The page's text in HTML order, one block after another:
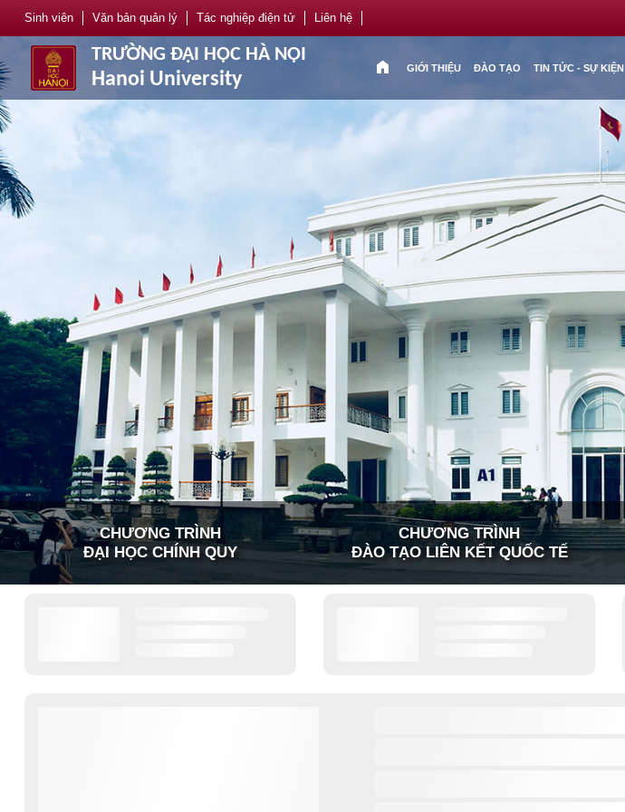
Sinh viên Văn bản quản lý Tác nghiệp điện tử Liên hệ
TRƯỜNG ĐẠI HỌC HÀ NỘI
Hanoi University
home GIỚI THIỆU ĐÀO TẠO TIN TỨC - SỰ KIỆN
CHƯƠNG TRÌNH
ĐẠI HỌC CHÍNH QUY
CHƯƠNG TRÌNH
ĐÀO TẠO LIÊN KẾT QUỐC TẾ